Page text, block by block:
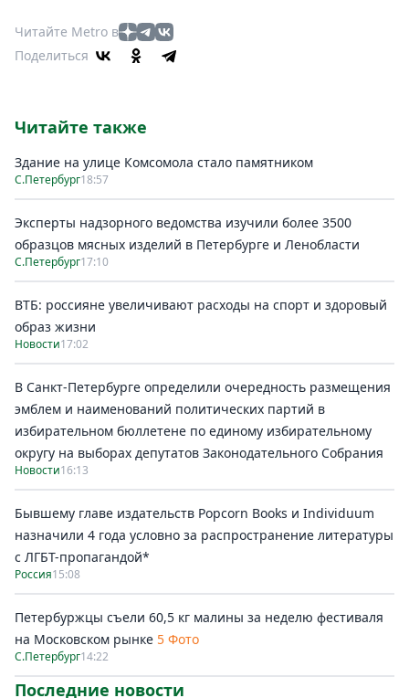
Читайте Metro в
Поделиться
Читайте также
Здание на улице Комсомола стало памятником
С.Петербург18:57
Эксперты надзорного ведомства изучили более 3500
образцов мясных изделий в Петербурге и Ленобласти
С.Петербург17:10
ВТБ: россияне увеличивают расходы на спорт и здоровый
образ жизни
Новости17:02
В Санкт-Петербурге определили очередность размещения
эмблем и наименований политических партий в
избирательном бюллетене по единому избирательному
округу на выборах депутатов Законодательного Собрания
Новости16:13
Бывшему главе издательств Popcorn Books и Individuum
назначили 4 года условно за распространение литературы
с ЛГБТ-пропагандой*
Россия15:08
Петербуржцы съели 60,5 кг малины за неделю фестиваля
на Московском рынке 5 Фото
С.Петербург14:22
Последние новости